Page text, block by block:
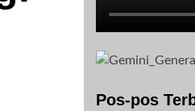
Pos-pos